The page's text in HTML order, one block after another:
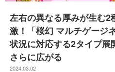
左右の異なる厚みが生む
激！「桜幻 マルチゲージ
状況に対応する2タイプ
さらに広がる
2024.03.02